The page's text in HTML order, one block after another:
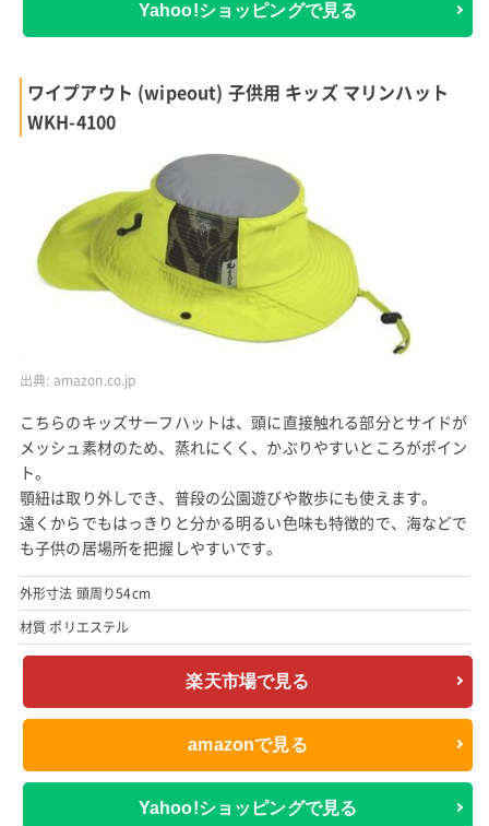
Yahoo!ショッピングで見る
ワイプアウト (wipeout) 子供用 キッズ マリンハット
WKH-4100
出典: amazon.co.jp
こちらのキッズサーフハットは、頭に直接触れる部分とサイドが
メッシュ素材のため、蒸れにくく、かぶりやすいところがポイン
ト。
顎紐は取り外しでき、普段の公園遊びや散歩にも使えます。
遠くからでもはっきりと分かる明るい色味も特徴的で、海などで
も子供の居場所を把握しやすいです。
外形寸法 頭周り54cm
材質 ポリエステル
楽天市場で見る
amazonで見る
Yahoo!ショッピングで見る